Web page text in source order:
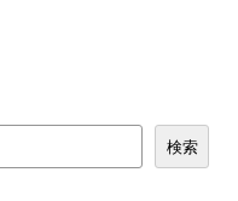
検索